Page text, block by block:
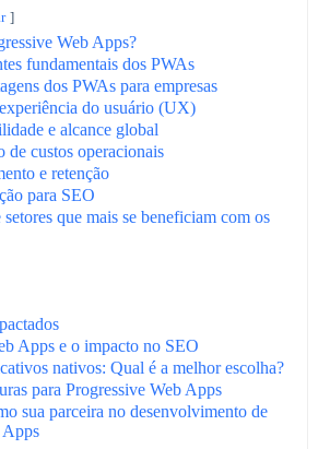
Web Apps?
fundamentais dos PWAs
dos PWAs para empresas
do usuário (UX)
e alcance global
de custos operacionais
e retenção
para SEO
setores que mais se beneficiam com os
Apps e o impacto no SEO
nativos: Qual é a melhor escolha?
para Progressive Web Apps
sua parceira no desenvolvimento de
Apps